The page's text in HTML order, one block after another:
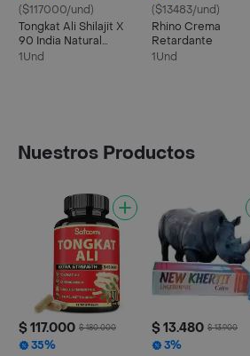
($117000/und)
Tongkat Ali Shilajit X
90 India Natural
Original
1Und
($13483/und)
Rhino Crema
Retardante
1Und
Nuestros Productos
$ 117.000 $ 180.000
35%
$ 13.480 $ 13.900
3%